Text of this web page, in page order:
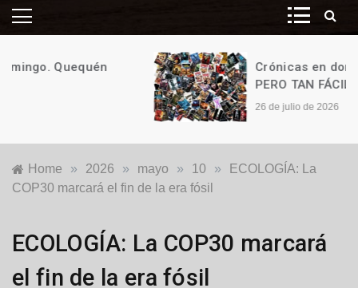
Crónicas en domingo. ¡Y ES TAN,
PERO TAN FÁCIL!
26 de julio de 2026
Home » 2026 » mayo » 10 »
ECOLOGÍA: La
COP30 marcará el fin de la era fósil
Destacadas ,
Ecología
ECOLOGÍA: La COP30 marcará
el fin de la era fósil